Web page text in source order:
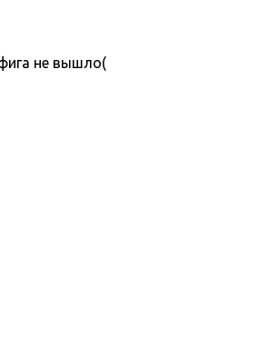
не вышло(